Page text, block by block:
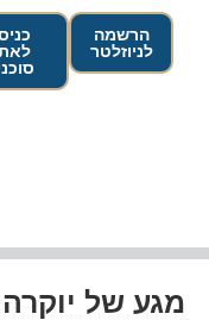
הרשמה
לניוזלטר
מגע של יוקרה